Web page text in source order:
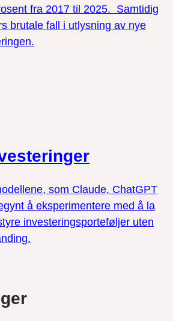
fra 2017 til 2025. Samtidig
brutale fall i utlysning av nye
som Claude, ChatGPT
å eksperimentere med å la
investeringsporteføljer uten